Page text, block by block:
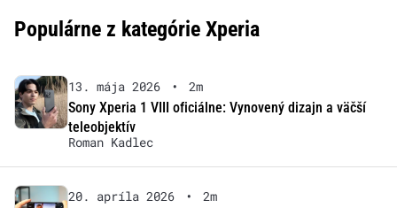
Populárne z kategórie Xperia
13. mája 2026 •
2m
Sony Xperia 1 VIII oficiálne: Vynovený dizajn a väčší
teleobjektív
Roman Kadlec
20. apríla 2026 •
2m